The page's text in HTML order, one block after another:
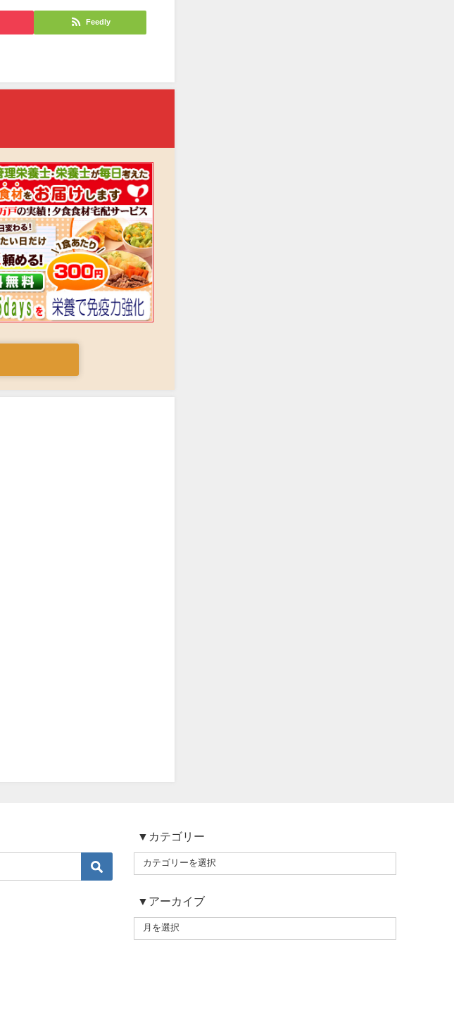
Feedly
▼カテゴリー
▼アーカイブ